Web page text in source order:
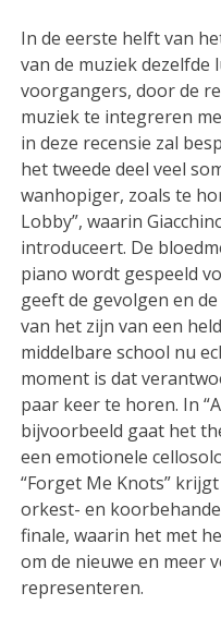
In de eerste helft van
van de muziek
voorgangers, door de
muziek te integreren
in deze recensie zal
het tweede deel veel
wanhopiger, zoals te
Lobby”, waarin
introduceert. De
piano wordt gespeeld
geeft de gevolgen en
van het zijn van een
middelbare school nu
moment is dat
paar keer te horen. In
bijvoorbeeld gaat het
een emotionele
“Forget Me Knots”
orkest- en
finale, waarin het met
om de nieuwe en meer
representeren.